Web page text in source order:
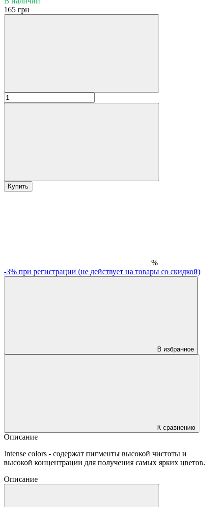
165 грн
Купить
%
-3% при регистрации (не действует на товары со скидкой)
В избранное
К сравнению
Описание
Intense colors - содержат пигменты высокой чистоты и
высокой концентрации для получения самых ярких цветов.
Описание